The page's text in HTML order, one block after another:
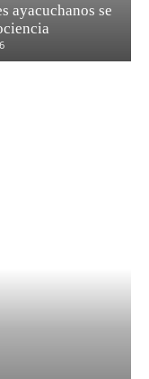
ayacuchanos se